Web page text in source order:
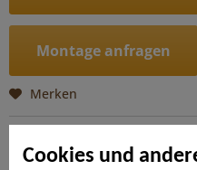
Cookies und
Montage anfragen
Merken